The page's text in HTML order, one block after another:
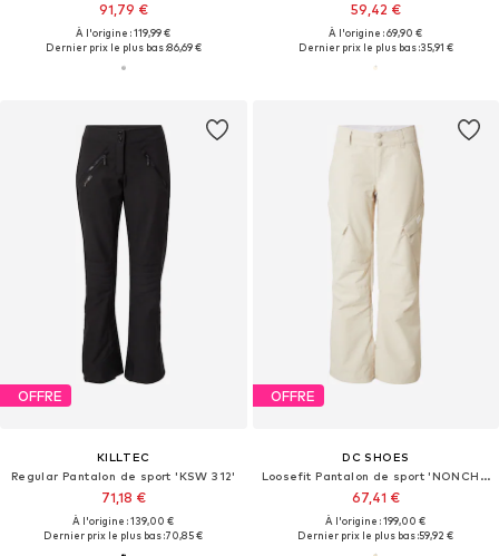
91,79 €
À l'origine : 119,99 €
Dernier prix le plus bas :86,69 €
59,42 €
À l'origine : 69,90 €
Dernier prix le plus bas :35,91 €
OFFRE
KILLTEC
Regular Pantalon de sport 'KSW 312'
71,18 €
À l'origine : 139,00 €
Dernier prix le plus bas :70,85 €
OFFRE
DC SHOES
Loosefit Pantalon de sport 'NONCHALANT'
67,41 €
À l'origine : 199,00 €
Dernier prix le plus bas :59,92 €